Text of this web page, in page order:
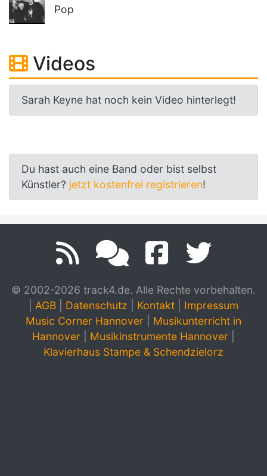
Pop
Videos
Sarah Keyne hat noch kein Video hinterlegt!
Du hast auch eine Band oder bist selbst
Künstler? jetzt kostenfrei registrieren!
© 2002-2026 track4.de. Alle Rechte vorbehalten.
AGB Datenschutz Kontakt
Impressum
Music Corner Hannover
Musikunterricht in
Hannover
Musikinstrumente Hannover
Klavierhaus Stampe & Schendzielorz